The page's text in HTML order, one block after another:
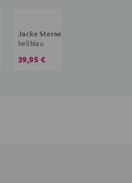
Jacke Sterne
hellblau
39,95 €